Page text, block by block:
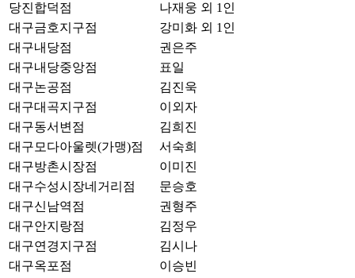
당진합덕점
나재웅 외 1인
대구금호지구점
강미화 외 1인
대구내당점
권은주
대구내당중앙점
표일
대구논공점
김진욱
대구대곡지구점
이외자
대구동서변점
김희진
대구모다아울렛(가맹)점
서숙희
대구방촌시장점
이미진
대구수성시장네거리점
문승호
대구신남역점
권형주
대구안지랑점
김정우
대구연경지구점
김시나
대구옥포점
이승빈